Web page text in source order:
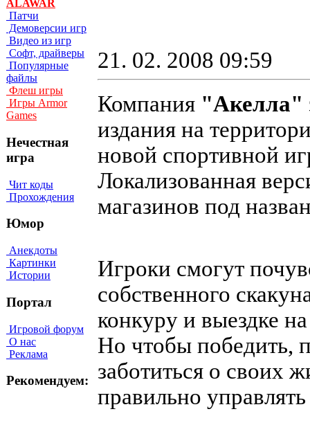
ALAWAR
Патчи
Демоверсии игр
Видео из игр
Софт, драйверы
Популярные
файлы
Флеш игры
Игры Armor
Games
Нечестная
игра
Чит коды
Прохождения
Юмор
Анекдоты
Картинки
Истории
Портал
Игровой форум
О нас
Реклама
Рекомендуем:
21. 02. 2008 09:59
Компания "Акелла"
издания на
новой спортивной
Локализованная
магазинов под
Игроки смогут
собственного
конкуру и выездке
Но чтобы победить,
заботиться о своих
правильно